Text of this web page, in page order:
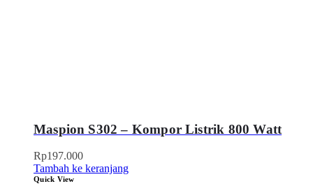
Maspion S302 – Kompor Listrik 800 Watt
Rp197.000
Tambah ke keranjang
Quick View